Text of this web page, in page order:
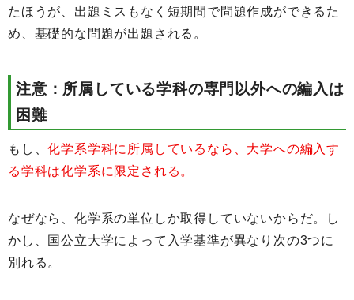
たほうが、出題ミスもなく短期間で問題作成ができるた
め、基礎的な問題が出題される。
注意：所属している学科の専門以外への編入は
困難
もし、化学系学科に所属しているなら、大学への編入す
る学科は化学系に限定される。
なぜなら、化学系の単位しか取得していないからだ。し
かし、国公立大学によって入学基準が異なり次の3つに
別れる。